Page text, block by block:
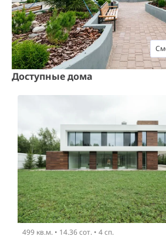
Доступные дома
499 кв.м. • 14.36 сот. • 4 сп.